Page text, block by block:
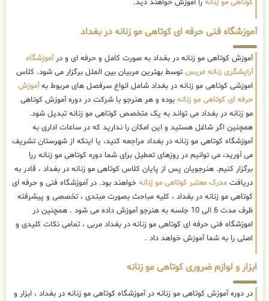
کوتاهی مو زنانه را آموزش خواهند دید.
آموزشگاه فنی حرفه ای کوتاهی مو زنانه در بغداد
آموزش کوتاهی مو زنانه در بغداد به صورت کامل و حرفه ای و درآموزشگاه
آرایشگری زنانه عریس توسط بهترین مربیان بین الملل برگزار می شود. کلاس
اموزشی کوتاهی مو زنانه در بغداد شامل انواع سرفصل های مربوط بهآموزش
حرفه ای کوتاهی مو زنانه بوده و هر هنرجو با شرکت در دوره آموزش کوتاهی
مو زنانه در بغداد می تواند به یک متخصص کوتاهی مو زنانه تبدیل شود.
همچنین اگر شاغل هستید و این امکان را ندارید که در ساعات اداری به
آموزشگاه کوتاهی مو زنانه در بغداد مراجعه کنید، یا اینکه از شهرستان تشریف
می آورید، می توانیم در روزهای تعطیل برای شما دوره کوتاهی مو زنانه ررا
برگزار کنیم. هنرجویان پس از پایان کلاس کوتاهی مو زنانه در بغداد ، قادر به
دریافت مدرک معتبر کوتاهی مو زنانه خواهند بود. در آموزشگاه فنی و حرفه ای
کوتاهی مو زنانه در بغداد ، کلیه مباحث بصورت مبتدی ، تخصصی و پیشرفته
ظرف مدت 6 الی 10 جلسه به هنرجو آموزش داده می شود . همچنین در
اموزشگاه فنی حرفه ای کوتاهی مو زنانه در بغداد مربی ، تمامی نکات کلیدی و
اصلی را به شما آموزش خواهد داد .
ابزار و لوازم ضروری کوتاهی مو زنانه
در دوره آموزش کوتاهی مو زنانه در آموزشگاه کوتاهی مو زنانه در بغداد ، ابزار و